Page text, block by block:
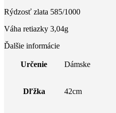
Rýdzosť zlata 585/1000
Váha retiazky 3,04g
Ďalšie informácie
Určenie Dámske
Dľžka 42cm